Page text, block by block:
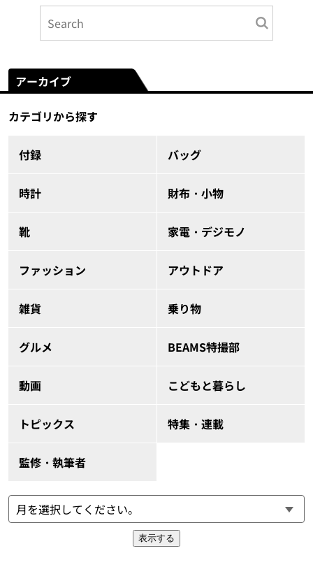
アーカイブ
カテゴリから探す
付録 バッグ
時計 財布・小物
靴 家電・デジモノ
ファッション アウトドア
雑貨 乗り物
グルメ BEAMS特撮部
動画 こどもと暮らし
トピックス 特集・連載
監修・執筆者
表示する